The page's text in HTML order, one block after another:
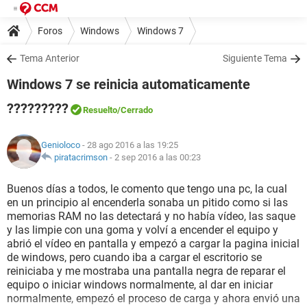
Foros Windows Windows 7
Tema Anterior Siguiente Tema
Windows 7 se reinicia automaticamente
?????????
Resuelto/Cerrado
Genioloco - 28 ago 2016 a las 19:25
piratacrimson - 2 sep 2016 a las 00:23
Buenos días a todos, le comento que tengo una pc, la cual
en un principio al encenderla sonaba un pitido como si las
memorias RAM no las detectará y no había vídeo, las saque
y las limpie con una goma y volví a encender el equipo y
abrió el vídeo en pantalla y empezó a cargar la pagina inicial
de windows, pero cuando iba a cargar el escritorio se
reiniciaba y me mostraba una pantalla negra de reparar el
equipo o iniciar windows normalmente, al dar en iniciar
normalmente, empezó el proceso de carga y ahora envió una